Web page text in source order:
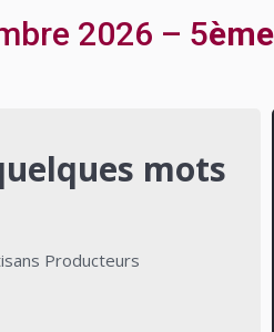
2026 – 5
mots
Producteurs